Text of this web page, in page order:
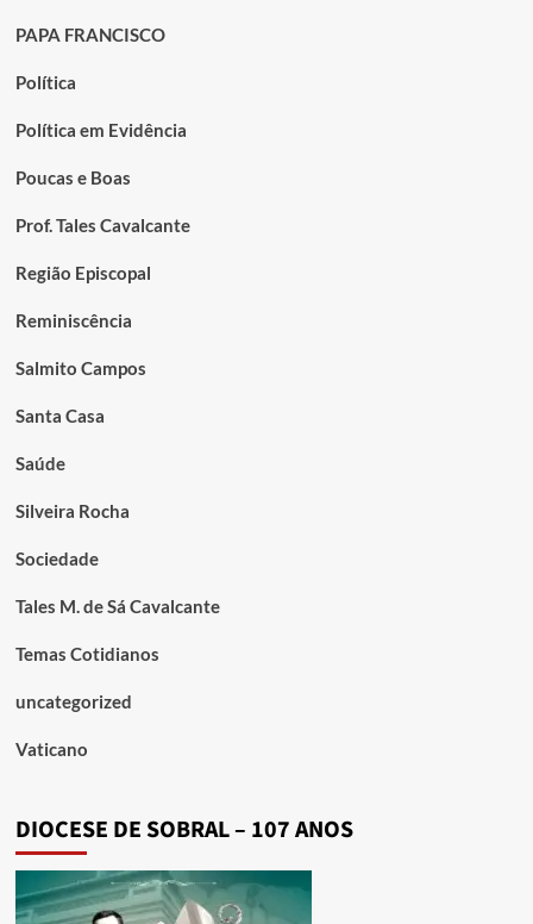
PAPA FRANCISCO
Política
Política em Evidência
Poucas e Boas
Prof. Tales Cavalcante
Região Episcopal
Reminiscência
Salmito Campos
Santa Casa
Saúde
Silveira Rocha
Sociedade
Tales M. de Sá Cavalcante
Temas Cotidianos
uncategorized
Vaticano
DIOCESE DE SOBRAL – 107 ANOS